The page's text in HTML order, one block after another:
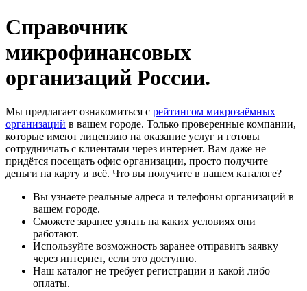
Справочник
микрофинансовых
организаций России.
Мы предлагает ознакомиться с рейтингом микрозаёмных
организаций в вашем городе. Только проверенные компании,
которые имеют лицензию на оказание услуг и готовы
сотрудничать с клиентами через интернет. Вам даже не
придётся посещать офис организации, просто получите
деньги на карту и всё. Что вы получите в нашем каталоге?
Вы узнаете реальные адреса и телефоны организаций в
вашем городе.
Сможете заранее узнать на каких условиях они
работают.
Используйте возможность заранее отправить заявку
через интернет, если это доступно.
Наш каталог не требует регистрации и какой либо
оплаты.